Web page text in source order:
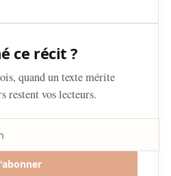
ce récit ?
quand un texte mérite
restent vos lecteurs.